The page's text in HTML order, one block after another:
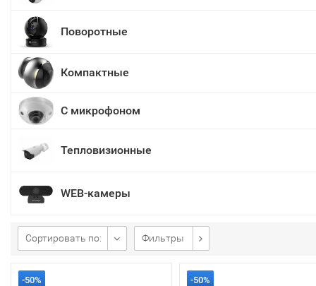
Поворотные
Компактные
С микрофоном
Тепловизионные
WEB-камеры
Сортировать по: Фильтры
-50% -50%